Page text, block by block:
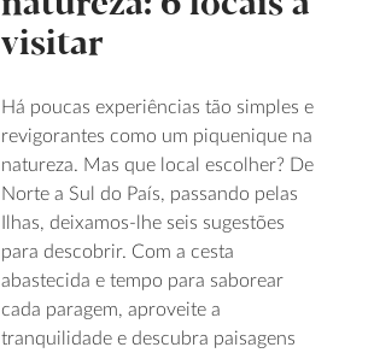
visitar
Há poucas experiências tão simples e
revigorantes como um piquenique na
natureza. Mas que local escolher? De
Norte a Sul do País, passando pelas
Ilhas, deixamos-lhe seis sugestões
para descobrir. Com a cesta
abastecida e tempo para saborear
cada paragem, aproveite a
tranquilidade e descubra paisagens